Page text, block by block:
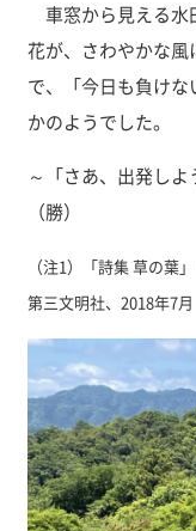
車窓から見える水
花が、さわやかな風
で、「今日も負けな
かのようでした。
～「さあ、出発し
（勝）
（注1）「詩集 草の葉
第三文明社、2018年7